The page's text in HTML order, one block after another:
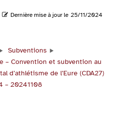
Dernière mise à jour le 25/11/2024
Subventions
– Convention et subvention au
d’athlétisme de l’Eure (CDA27)
– 20241108